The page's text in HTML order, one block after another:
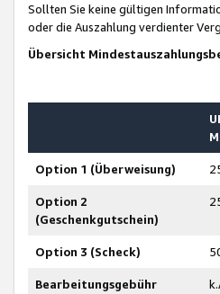
Sollten Sie keine gültigen
oder die Auszahlung verdienter
Übersicht
Option 1 (Überweisung)
Option 2
(Geschenkgutschein)
Option 3 (Scheck)
Bearbeitungsgebühr